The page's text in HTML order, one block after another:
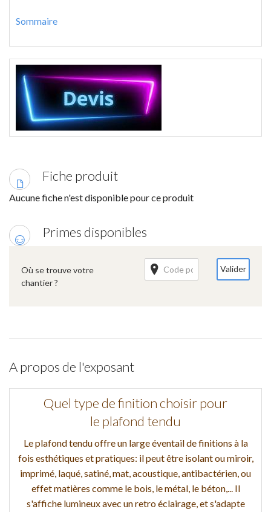
Sommaire
Fiche produit
Aucune fiche n'est disponible pour ce produit
Primes disponibles
Où se trouve votre
chantier ?
Valider
A propos de l'exposant
Quel type de finition choisir pour
le plafond tendu
Le plafond tendu offre un large éventail de finitions à la
fois esthétiques et pratiques: il peut être isolant ou miroir,
imprimé, laqué, satiné, mat, acoustique, antibactérien, ou
effet matières comme le bois, le métal, le béton,... Il
s'affiche lumineux avec un retro éclairage, et s'adapte